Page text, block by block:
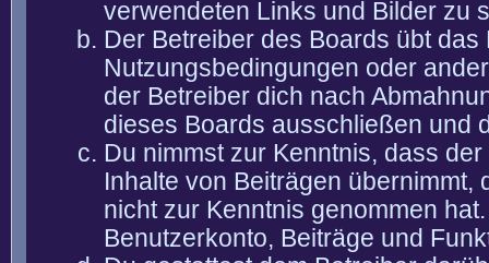
verwendeten Links und Bilder zu
Der Betreiber des Boards übt
Nutzungsbedingungen oder
der Betreiber dich nach
dieses Boards ausschließen und
Du nimmst zur Kenntnis, dass
Inhalte von Beiträgen übernimmt,
nicht zur Kenntnis genommen
Benutzerkonto, Beiträge und